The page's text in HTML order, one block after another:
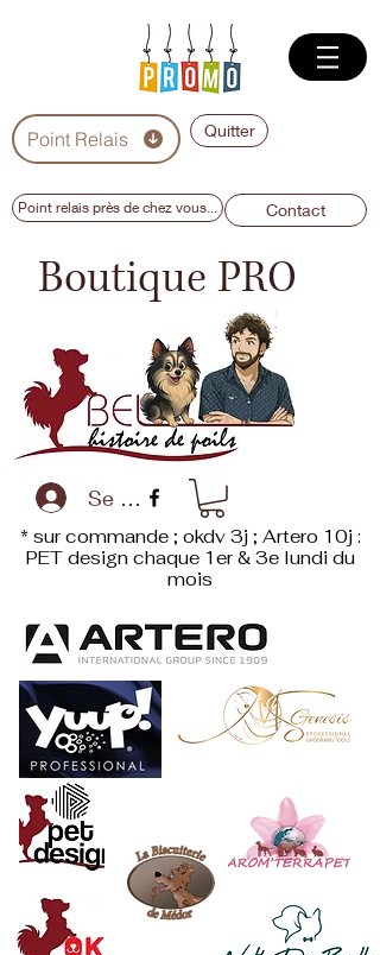
Point Relais Quitter
Point relais près de chez vous... Contact
Boutique PRO
Se connecter
* sur commande ; okdv 3j ; Artero 10j :
PET designchaque 1er & 3e lundi du
mois